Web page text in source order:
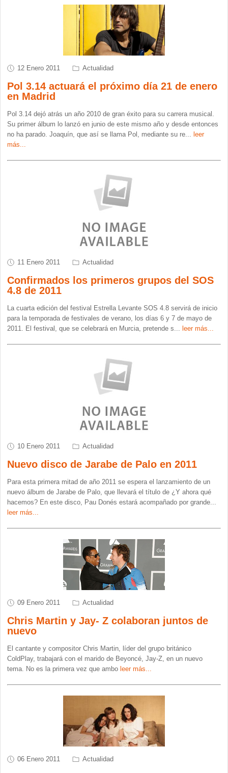
12 Enero 2011 Actualidad
Pol 3.14 actuará el próximo día 21 de enero
en Madrid
Pol 3.14 dejó atrás un año 2010 de gran éxito para su carrera musical.
Su primer álbum lo lanzó en junio de este mismo año y desde entonces
no ha parado. Joaquín, que así se llama Pol, mediante su re
leer
más...
11 Enero 2011 Actualidad
Confirmados los primeros grupos del SOS
4.8 de 2011
La cuarta edición del festival Estrella Levante SOS 4.8 servirá de inicio
para la temporada de festivales de verano, los días 6 y 7 de mayo de
2011. El festival, que se celebrará en Murcia, pretende s
leer más...
10 Enero 2011 Actualidad
Nuevo disco de Jarabe de Palo en 2011
Para esta primera mitad de año 2011 se espera el lanzamiento de un
nuevo álbum de Jarabe de Palo, que llevará el título de ¿Y ahora qué
hacemos? En este disco, Pau Donés estará acompañado por grande
leer más...
09 Enero 2011 Actualidad
Chris Martin y Jay- Z colaboran juntos de
nuevo
El cantante y compositor Chris Martin, líder del grupo británico
ColdPlay, trabajará con el marido de Beyoncé, Jay-Z, en un nuevo
tema. No es la primera vez que ambo leer más...
06 Enero 2011 Actualidad